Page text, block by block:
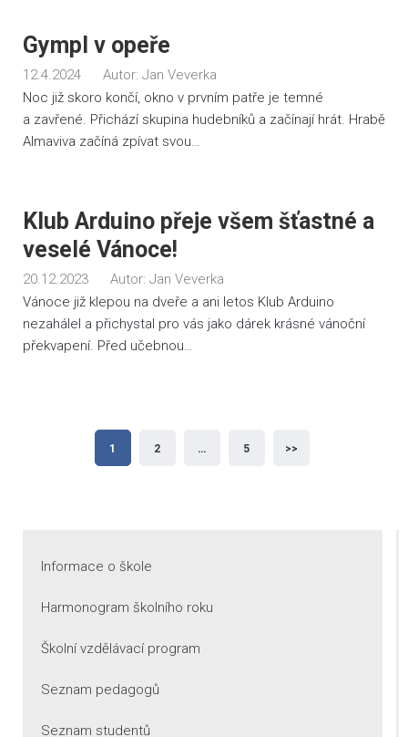
Gympl v opeře
12.4.2024 Autor: Jan Veverka
Noc již skoro končí, okno v prvním patře je temné
a zavřené. Přichází skupina hudebníků a začínají hrát. Hrabě
Almaviva začíná zpívat svou…
Klub Arduino přeje všem šťastné a
veselé Vánoce!
20.12.2023 Autor: Jan Veverka
Vánoce již klepou na dveře a ani letos Klub Arduino
nezahálel a přichystal pro vás jako dárek krásné vánoční
překvapení. Před učebnou…
Stránkování
příspěvků
1 2 … 5 >>
Informace o škole
Harmonogram školního roku
Školní vzdělávací program
Seznam pedagogů
Seznam studentů